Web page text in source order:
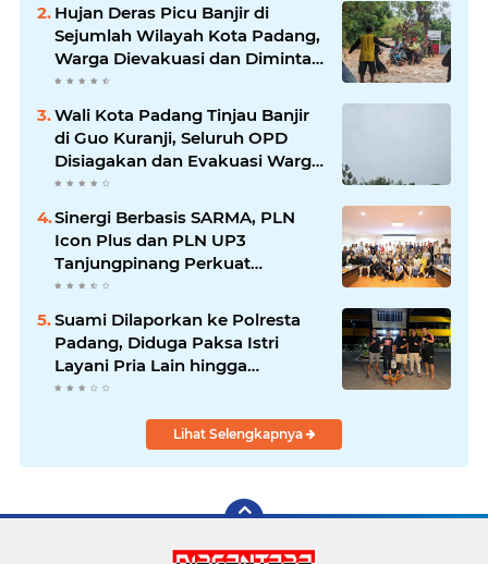
Hujan Deras Picu Banjir di
Sejumlah Wilayah Kota Padang,
Warga Dievakuasi dan Diminta
Waspada Banjir Susulan
Wali Kota Padang Tinjau Banjir
di Guo Kuranji, Seluruh OPD
Disiagakan dan Evakuasi Warga
Dipercepat
Sinergi Berbasis SARMA, PLN
Icon Plus dan PLN UP3
Tanjungpinang Perkuat
Kolaborasi Strategis
Suami Dilaporkan ke Polresta
Padang, Diduga Paksa Istri
Layani Pria Lain hingga
Berulang Kali
Lihat Selengkapnya